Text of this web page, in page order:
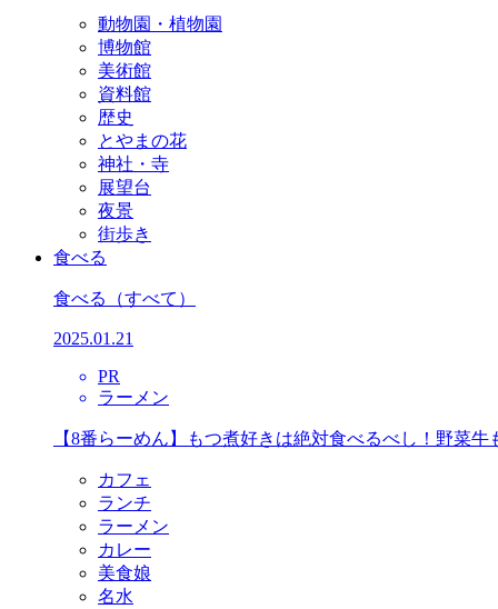
動物園・植物園
博物館
美術館
資料館
歴史
とやまの花
神社・寺
展望台
夜景
街歩き
食べる
食べる （すべて）
2025.01.21
PR
ラーメン
【8番らーめん】もつ煮好きは絶対食べるべし！野菜
カフェ
ランチ
ラーメン
カレー
美食娘
名水